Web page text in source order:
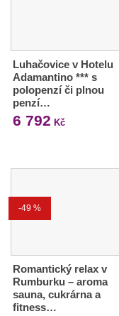
Luhačovice v Hotelu
Adamantino *** s
polopenzí či plnou
penzí…
6 792 Kč
-49 %
Romantický relax v
Rumburku – aroma
sauna, cukrárna a
fitness…